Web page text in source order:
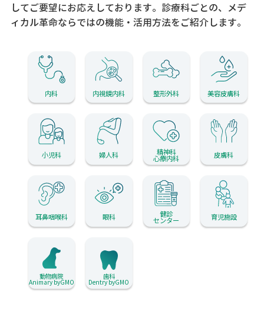
してご要望にお応えしております。 診療科ごとの、メデ
ィカル革命ならではの機能・活用方法をご紹介します。
内科 内視鏡内科 整形外科 美容皮膚科
小児科 婦人科 精神科
心療内科 皮膚科
耳鼻咽喉科 眼科 健診
センター 育児施設
動物病院
Animary byGMO
歯科
Dentry byGMO